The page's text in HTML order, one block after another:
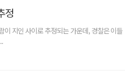
정
지인 사이로 추정되는 가운데, 경찰은 이들